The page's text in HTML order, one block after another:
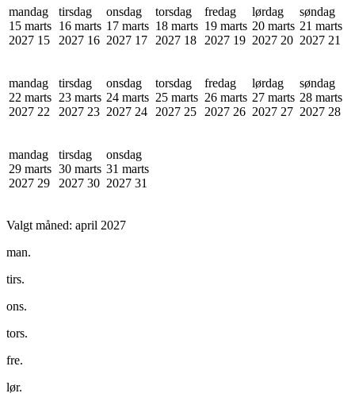
mandag
15 marts
2027 15
tirsdag
16 marts
2027 16
onsdag
17 marts
2027 17
torsdag
18 marts
2027 18
fredag
19 marts
2027 19
lørdag
20 marts
2027 20
søndag
21 marts
2027 21
mandag
22 marts
2027 22
tirsdag
23 marts
2027 23
onsdag
24 marts
2027 24
torsdag
25 marts
2027 25
fredag
26 marts
2027 26
lørdag
27 marts
2027 27
søndag
28 marts
2027 28
mandag
29 marts
2027 29
tirsdag
30 marts
2027 30
onsdag
31 marts
2027 31
Valgt måned: april 2027
man.
tirs.
ons.
tors.
fre.
lør.